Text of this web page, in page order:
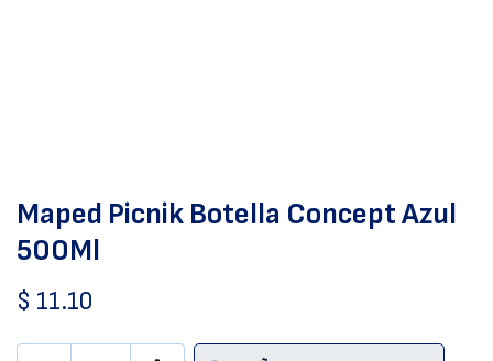
Maped Picnik Botella Concept Azul
500Ml
$ 11.10